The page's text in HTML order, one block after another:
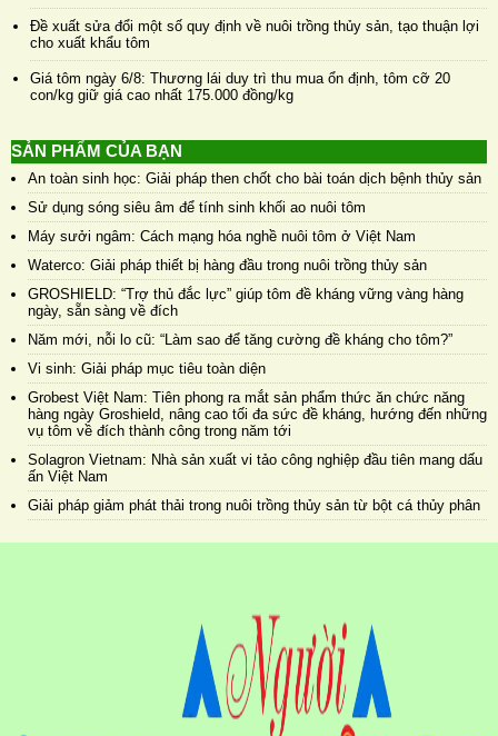
Đề xuất sửa đổi một số quy định về nuôi trồng thủy sản, tạo thuận lợi
cho xuất khẩu tôm
Giá tôm ngày 6/8: Thương lái duy trì thu mua ổn định, tôm cỡ 20
con/kg giữ giá cao nhất 175.000 đồng/kg
SẢN PHẨM CỦA BẠN
An toàn sinh học: Giải pháp then chốt cho bài toán dịch bệnh thủy sản
Sử dụng sóng siêu âm để tính sinh khối ao nuôi tôm
Máy sưởi ngâm: Cách mạng hóa nghề nuôi tôm ở Việt Nam
Waterco: Giải pháp thiết bị hàng đầu trong nuôi trồng thủy sản
GROSHIELD: “Trợ thủ đắc lực” giúp tôm đề kháng vững vàng hàng
ngày, sẵn sàng về đích
Năm mới, nỗi lo cũ: “Làm sao để tăng cường đề kháng cho tôm?”
Vi sinh: Giải pháp mục tiêu toàn diện
Grobest Việt Nam: Tiên phong ra mắt sản phẩm thức ăn chức năng
hàng ngày Groshield, nâng cao tối đa sức đề kháng, hướng đến những
vụ tôm về đích thành công trong năm tới
Solagron Vietnam: Nhà sản xuất vi tảo công nghiệp đầu tiên mang dấu
ấn Việt Nam
Giải pháp giảm phát thải trong nuôi trồng thủy sản từ bột cá thủy phân